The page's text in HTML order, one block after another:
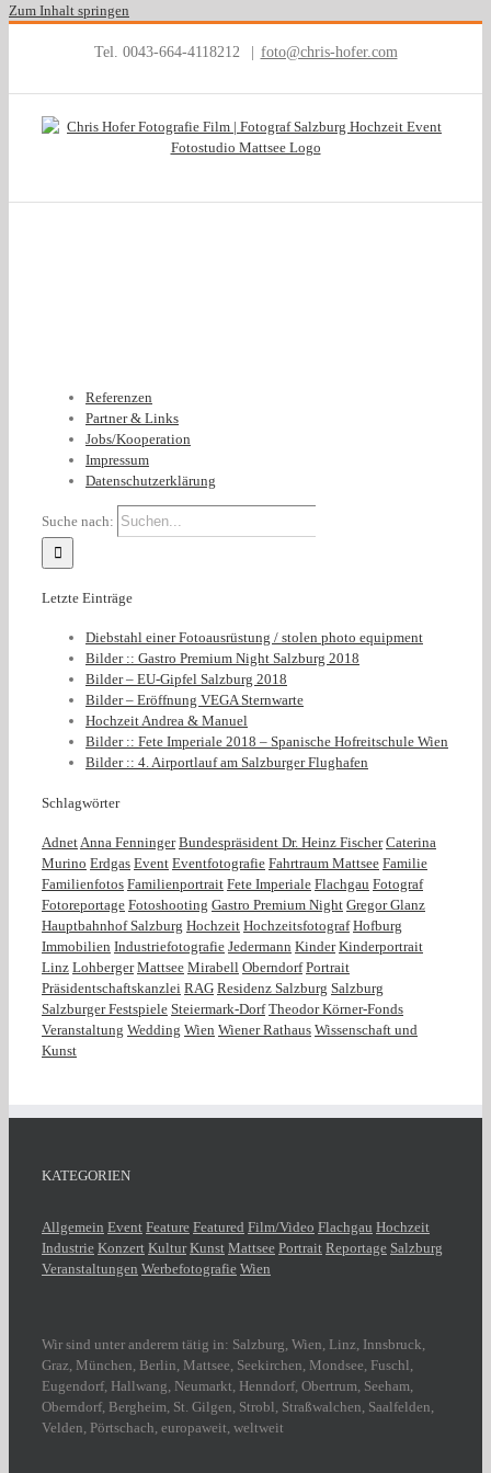
Zum Inhalt springen
Tel. 0043-664-4118212 foto@chris-hofer.com
Referenzen
Partner & Links
Jobs/Kooperation
Impressum
Datenschutzerklärung
Suche nach:
Letzte Einträge
Diebstahl einer Fotoausrüstung / stolen photo equipment
Bilder :: Gastro Premium Night Salzburg 2018
Bilder – EU-Gipfel Salzburg 2018
Bilder – Eröffnung VEGA Sternwarte
Hochzeit Andrea & Manuel
Bilder :: Fete Imperiale 2018 – Spanische Hofreitschule Wien
Bilder :: 4. Airportlauf am Salzburger Flughafen
Schlagwörter
Adnet Anna Fenninger Bundespräsident Dr. Heinz Fischer Caterina
Murino Erdgas Event Eventfotografie Fahrtraum Mattsee Familie
Familienfotos Familienportrait Fete Imperiale Flachgau Fotograf
Fotoreportage Fotoshooting Gastro Premium Night Gregor Glanz
Hauptbahnhof Salzburg Hochzeit Hochzeitsfotograf Hofburg
Immobilien Industriefotografie Jedermann Kinder Kinderportrait
Linz Lohberger Mattsee Mirabell Oberndorf Portrait
Präsidentschaftskanzlei RAG Residenz Salzburg Salzburg
Salzburger Festspiele Steiermark-Dorf Theodor Körner-Fonds
Veranstaltung Wedding Wien Wiener Rathaus Wissenschaft und
Kunst
KATEGORIEN
Allgemein Event Feature Featured Film/Video Flachgau Hochzeit
Industrie Konzert Kultur Kunst Mattsee Portrait Reportage Salzburg
Veranstaltungen Werbefotografie Wien
Wir sind unter anderem tätig in: Salzburg, Wien, Linz, Innsbruck,
Graz, München, Berlin, Mattsee, Seekirchen, Mondsee, Fuschl,
Eugendorf, Hallwang, Neumarkt, Henndorf, Obertrum, Seeham,
Oberndorf, Bergheim, St. Gilgen, Strobl, Straßwalchen, Saalfelden,
Velden, Pörtschach, europaweit, weltweit